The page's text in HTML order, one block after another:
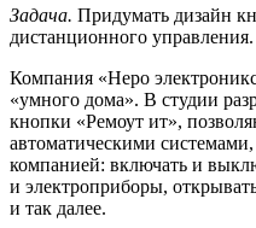
Задача. Придумать дизайн
дистанционного управления.
Компания «Неро
«умного дома». В студии
кнопки «Ремоут ит»,
автоматическими
компанией: включать и
и электроприборы,
и так далее.